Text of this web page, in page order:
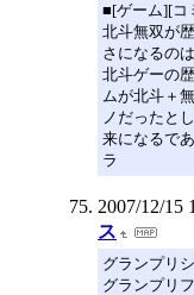
■[ゲーム][コ
北斗無双が
さになるの
北斗ゲーの
ムが北斗＋
ノだったと
来になるで
ラ
2007/12/15
ス
グランプリ
グランプリ